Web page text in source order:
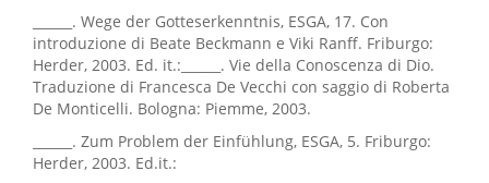
______. Wege der Gotteserkenntnis, ESGA, 17. Con
introduzione di Beate Beckmann e Viki Ranff. Friburgo:
Herder, 2003. Ed. it.:______. Vie della Conoscenza di Dio.
Traduzione di Francesca De Vecchi con saggio di Roberta
De Monticelli. Bologna: Piemme, 2003.
______. Zum Problem der Einfühlung, ESGA, 5. Friburgo:
Herder, 2003. Ed.it.: